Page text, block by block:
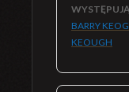
BARRY
KEOUGH